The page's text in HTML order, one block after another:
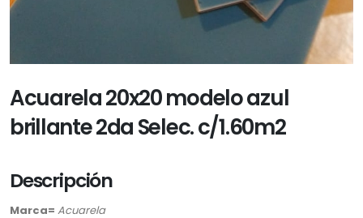
Acuarela 20x20 modelo azul
brillante 2da Selec. c/1.60m2
Descripción
Marca= Acuarela